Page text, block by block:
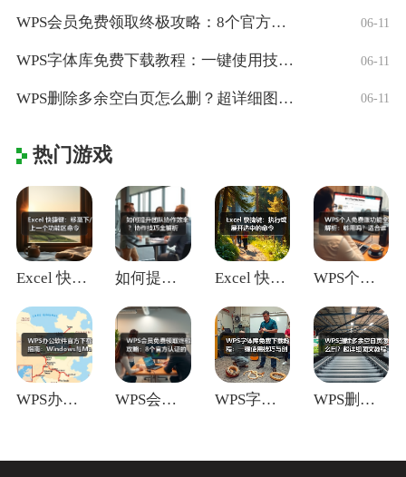
WPS会员免费领取终极攻略：8个官方认证 06-11
WPS字体库免费下载教程：一键使用技巧与 06-11
WPS删除多余空白页怎么删？超详细图文教 06-11
热门游戏
Excel 快捷键：移至下/上一个功能区 如何提升团队协作效率？协作技巧全解析 Excel 快捷键：执行或展开选中的命令 WPS个人免费版功能全解析：够用吗？适合
WPS办公软件官方下载指南：Window WPS会员免费领取终极攻略：8个官方认证 WPS字体库免费下载教程：一键使用技巧与 WPS删除多余空白页怎么删？超详细图文教